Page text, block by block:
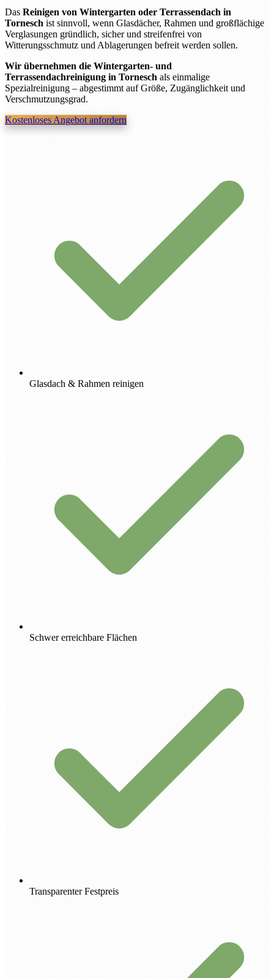
Das Reinigen von Wintergarten oder Terrassendach in
Tornesch ist sinnvoll, wenn Glasdächer, Rahmen und großflächige
Verglasungen gründlich, sicher und streifenfrei von
Witterungsschmutz und Ablagerungen befreit werden sollen.
Wir übernehmen die Wintergarten- und
Terrassendachreinigung in Tornesch als einmalige
Spezialreinigung – abgestimmt auf Größe, Zugänglichkeit und
Verschmutzungsgrad.
Kostenloses Angebot anfordern
Glasdach & Rahmen reinigen
Schwer erreichbare Flächen
Transparenter Festpreis